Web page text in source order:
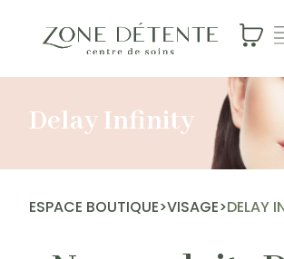
Delay Infinity
ESPACE BOUTIQUE>VISAGE>DELAY